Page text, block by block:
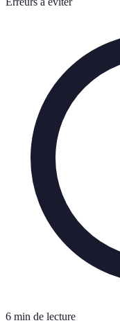
6 min de lecture